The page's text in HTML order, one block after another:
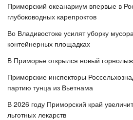
Приморский океанариум впервые в
глубоководных карепроктов
Во Владивостоке усилят уборку
контейнерных площадках
В Приморье открылся новый
Приморские инспекторы
партию тунца из Вьетнама
В 2026 году Приморский край
льготных лекарств